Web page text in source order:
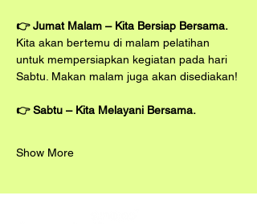
👉 Jumat Malam – Kita Bersiap Bersama.
Kita akan bertemu di malam pelatihan
untuk mempersiapkan kegiatan pada hari
Sabtu. Makan malam juga akan disediakan!
👉 Sabtu – Kita Melayani Bersama.
Show More